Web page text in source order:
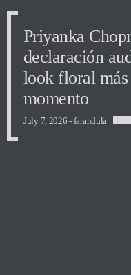
Priyanka
declaración
look floral
momento
July 7, 2026 - farandula